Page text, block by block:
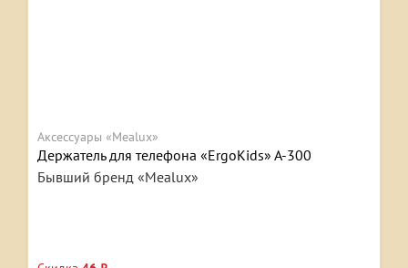
Аксессуары «Mealux»
Держатель для телефона «ErgoKids» A-300
Бывший бренд «Mealux»